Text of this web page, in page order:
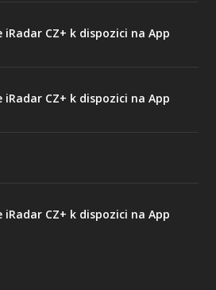
iRadar CZ+ k dispozici na App
iRadar CZ+ k dispozici na App
iRadar CZ+ k dispozici na App